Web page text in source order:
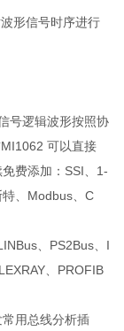
形信号时序进行
号逻辑波形按照协
可以直接
费添加：SSI、1-
、Modbus、C
、PS2Bus、I
、PROFIB
用总线分析插